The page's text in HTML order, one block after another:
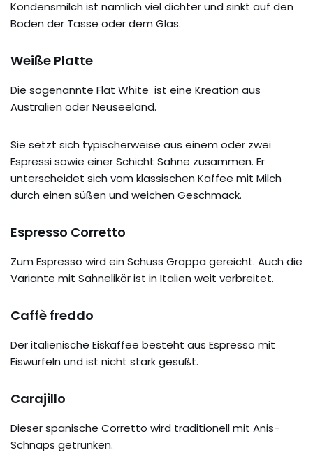
Kondensmilch ist nämlich viel dichter und sinkt auf den
Boden der Tasse oder dem Glas.
Weiße Platte
Die sogenannte Flat White ist eine Kreation aus
Australien oder Neuseeland.
Sie setzt sich typischerweise aus einem oder zwei
Espressi sowie einer Schicht Sahne zusammen. Er
unterscheidet sich vom klassischen Kaffee mit Milch
durch einen süßen und weichen Geschmack.
Espresso Corretto
Zum Espresso wird ein Schuss Grappa gereicht. Auch die
Variante mit Sahnelikör ist in Italien weit verbreitet.
Caffè freddo
Der italienische Eiskaffee besteht aus Espresso mit
Eiswürfeln und ist nicht stark gesüßt.
Carajillo
Dieser spanische Corretto wird traditionell mit Anis-
Schnaps getrunken.